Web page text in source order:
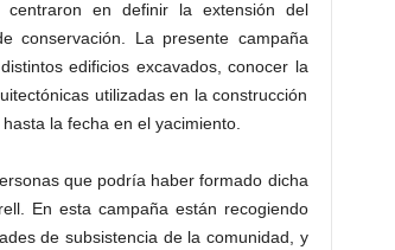
centraron en definir la extensión del
conservación. La presente campaña
edificios excavados, conocer la
utilizadas en la construcción
la fecha en el yacimiento.
que podría haber formado dicha
En esta campaña están recogiendo
de subsistencia de la comunidad, y